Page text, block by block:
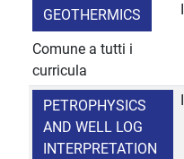
GEOTHERMICS
Comune a tutti i
curricula
PETROPHYSICS
AND WELL LOG
INTERPRETATION